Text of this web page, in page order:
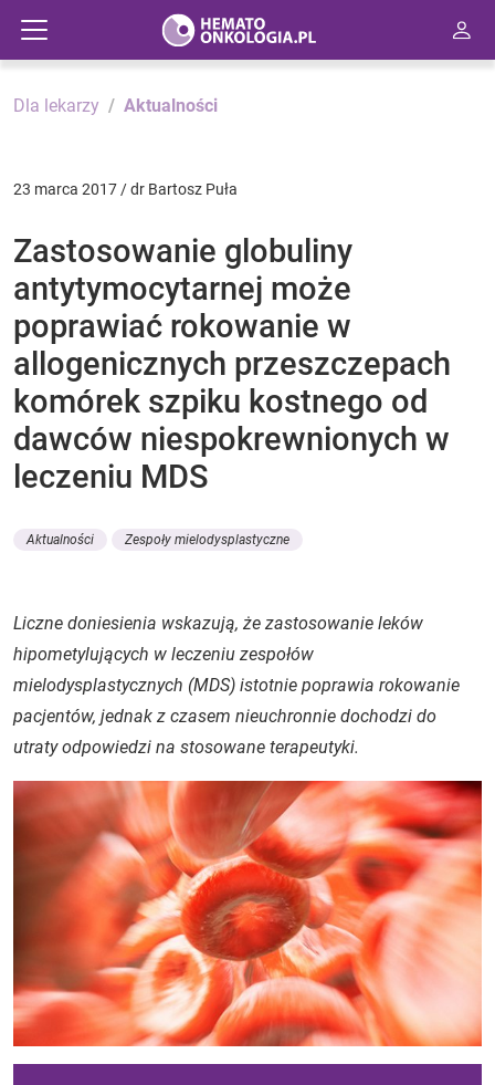
Dla lekarzy Aktualności
23 marca 2017 / dr Bartosz Puła
Zastosowanie globuliny
antytymocytarnej może
poprawiać rokowanie w
allogenicznych przeszczepach
komórek szpiku kostnego od
dawców niespokrewnionych w
leczeniu MDS
Aktualności Zespoły mielodysplastyczne
Liczne doniesienia wskazują, że zastosowanie leków
hipometylujących w leczeniu zespołów
mielodysplastycznych (MDS) istotnie poprawia rokowanie
pacjentów, jednak z czasem nieuchronnie dochodzi do
utraty odpowiedzi na stosowane terapeutyki.